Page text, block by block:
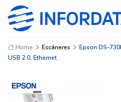
Home Escáneres
Epson DS-
USB 2.0, Ethernet